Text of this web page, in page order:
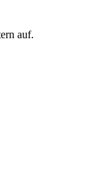
auf.